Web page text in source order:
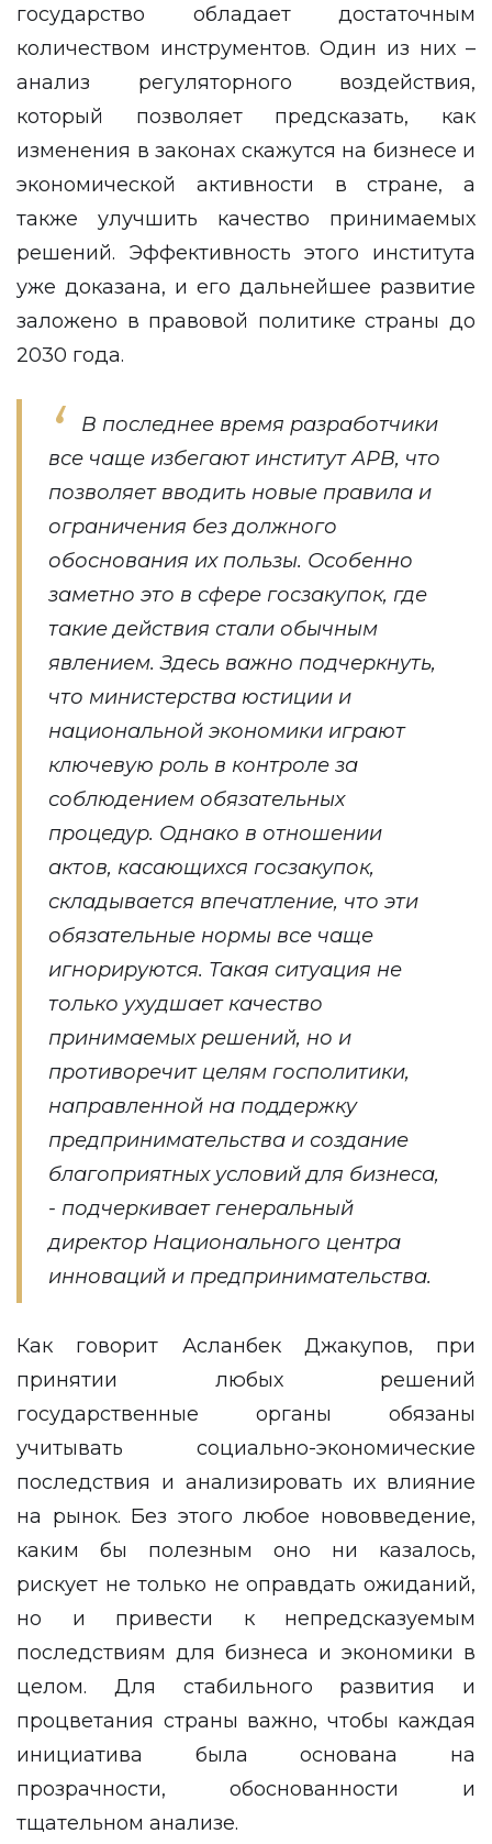
государство обладает достаточным
количеством инструментов. Один из них –
анализ регуляторного воздействия,
который позволяет предсказать, как
изменения в законах скажутся на бизнесе и
экономической активности в стране, а
также улучшить качество принимаемых
решений. Эффективность этого института
уже доказана, и его дальнейшее развитие
заложено в правовой политике страны до
2030 года.
В последнее время разработчики
все чаще избегают институт АРВ, что
позволяет вводить новые правила и
ограничения без должного
обоснования их пользы. Особенно
заметно это в сфере госзакупок, где
такие действия стали обычным
явлением. Здесь важно подчеркнуть,
что министерства юстиции и
национальной экономики играют
ключевую роль в контроле за
соблюдением обязательных
процедур. Однако в отношении
актов, касающихся госзакупок,
складывается впечатление, что эти
обязательные нормы все чаще
игнорируются. Такая ситуация не
только ухудшает качество
принимаемых решений, но и
противоречит целям госполитики,
направленной на поддержку
предпринимательства и создание
благоприятных условий для бизнеса,
- подчеркивает генеральный
директор Национального центра
инноваций и предпринимательства.
Как говорит Асланбек Джакупов, при
принятии любых решений
государственные органы обязаны
учитывать социально-экономические
последствия и анализировать их влияние
на рынок. Без этого любое нововведение,
каким бы полезным оно ни казалось,
рискует не только не оправдать ожиданий,
но и привести к непредсказуемым
последствиям для бизнеса и экономики в
целом. Для стабильного развития и
процветания страны важно, чтобы каждая
инициатива была основана на
прозрачности, обоснованности и
тщательном анализе.